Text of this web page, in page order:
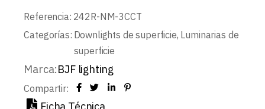
Referencia: 242R-NM-3CCT
Categorías: Downlights de superficie, Luminarias de
superficie
Marca:BJF lighting
Compartir:
Ficha Técnica